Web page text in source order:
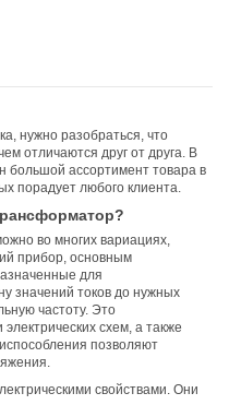
нужно разобраться, что
отличаются друг от друга. В
большой ассортимент товара в
порадует любого клиента.
во многих вариациях,
прибор, основным
для
значений токов до нужных
частоту. Это
схем, а также
позволяют
свойствами. Они